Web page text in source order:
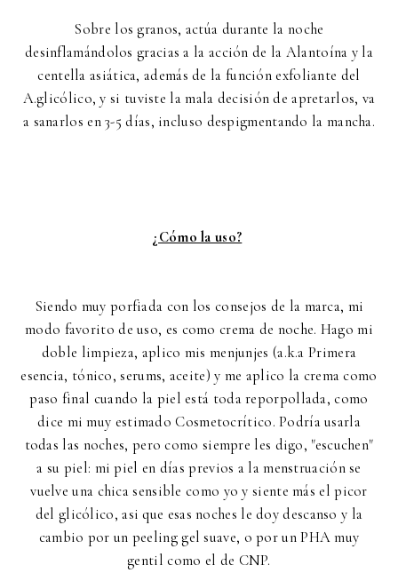
Sobre los granos, actúa durante la noche
desinflamándolos gracias a la acción de la Alantoína y la
centella asiática, además de la función exfoliante del
A.glicólico, y si tuviste la mala decisión de apretarlos, va
a sanarlos en 3-5 días, incluso despigmentando la mancha.
¿Cómo la uso?
Siendo muy porfiada con los consejos de la marca, mi
modo favorito de uso, es como crema de noche. Hago mi
doble limpieza, aplico mis menjunjes (a.k.a Primera
esencia, tónico, serums, aceite) y me aplico la crema como
paso final cuando la piel está toda reporpollada, como
dice mi muy estimado Cosmetocrítico. Podría usarla
todas las noches, pero como siempre les digo, "escuchen"
a su piel: mi piel en días previos a la menstruación se
vuelve una chica sensible como yo y siente más el picor
del glicólico, asi que esas noches le doy descanso y la
cambio por un peeling gel suave, o por un PHA muy
gentil como el de CNP.